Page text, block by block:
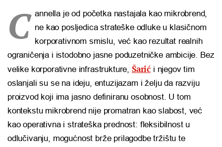
C annella je od početka nastajala kao mikrobrend,
ne kao posljedica strateške odluke u klasičnom
korporativnom smislu, već kao rezultat realnih
ograničenja i istodobno jasne poduzetničke ambicije. Bez
velike korporativne infrastrukture, Šarić i njegov tim
oslanjali su se na ideju, entuzijazam i želju da razviju
proizvod koji ima jasno definiranu osobnost. U tom
kontekstu mikrobrend nije promatran kao slabost, već
kao operativna i strateška prednost: fleksibilnost u
odlučivanju, mogućnost brže prilagodbe tržištu te